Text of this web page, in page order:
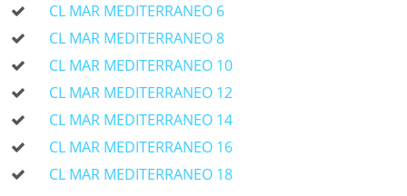
CL MAR MEDITERRANEO 6
CL MAR MEDITERRANEO 8
CL MAR MEDITERRANEO 10
CL MAR MEDITERRANEO 12
CL MAR MEDITERRANEO 14
CL MAR MEDITERRANEO 16
CL MAR MEDITERRANEO 18